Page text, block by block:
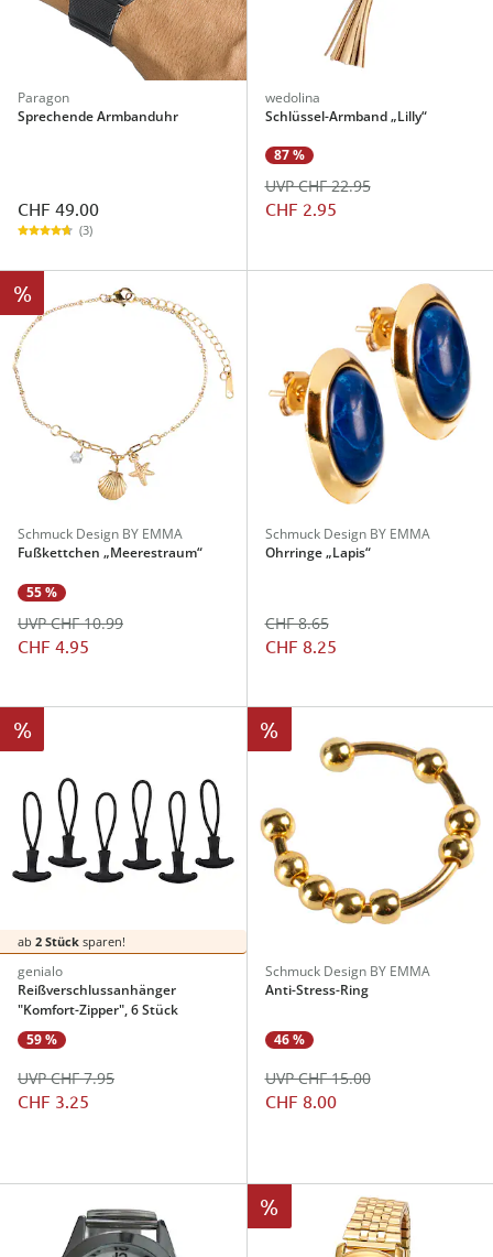
Paragon
Sprechende Armbanduhr
CHF 49.00
(3)
wedolina
Schlüssel-Armband „Lilly“
87 %
CHF 2.95
UVP CHF 22.95
%
Schmuck Design BY EMMA
Fußkettchen „Meerestraum“
55 %
CHF 4.95
UVP CHF 10.99
Schmuck Design BY EMMA
Ohrringe „Lapis“
CHF 8.65
CHF 8.25
%
ab 2 Stück sparen!
genialo
Reißverschlussanhänger
"Komfort-Zipper", 6 Stück
59 %
CHF 3.25
UVP CHF 7.95
%
Schmuck Design BY EMMA
Anti-Stress-Ring
46 %
CHF 8.00
UVP CHF 15.00
%